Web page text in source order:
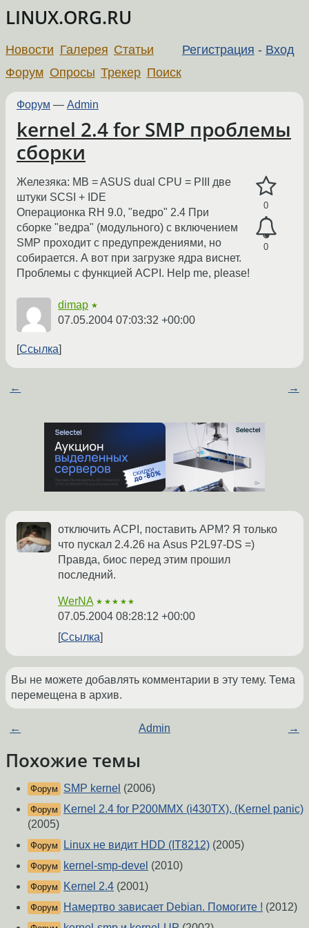
LINUX.ORG.RU
Регистрация - Вход
Новости Галерея Статьи
Форум Опросы Трекер Поиск
Форум — Admin
kernel 2.4 for SMP проблемы
сборки
0
0
Железяка: MB = ASUS dual CPU = PIII две
штуки SCSI + IDE
Операционка RH 9.0, "ведро" 2.4 При
сборке "ведра" (модульного) с включением
SMP проходит с предупреждениями, но
собирается. А вот при загрузке ядра виснет.
Проблемы с функцией ACPI. Help me, please!
dimap ★
07.05.2004 07:03:32 +00:00
Ссылка
← →
отключить ACPI, поставить APM? Я только
что пускал 2.4.26 на Asus P2L97-DS =)
Правда, биос перед этим прошил
последний.
WerNA ★★★★★
07.05.2004 08:28:12 +00:00
Ссылка
Вы не можете добавлять комментарии в эту тему. Тема
перемещена в архив.
← Admin →
Похожие темы
Форум SMP kernel (2006)
Форум
Kernel 2.4 for P200MMX (i430TX), (Kernel panic)
(2005)
Форум Linux не видит HDD (IT8212) (2005)
Форум kernel-smp-devel (2010)
Форум Kernel 2.4 (2001)
Форум Намертво зависает Debian. Помогите ! (2012)